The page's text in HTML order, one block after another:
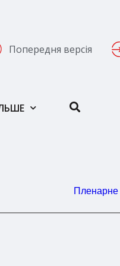
Попередня версія
Пленарне